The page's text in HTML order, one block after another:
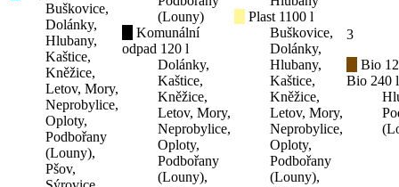
Buškovice,
Dolánky,
Hlubany,
Kaštice,
Kněžice,
Letov, Mory,
Neprobylice,
Oploty,
Podbořany
(Louny),
Pšov,
(Louny)
Komunální
odpad 120 l
Dolánky,
Kaštice,
Kněžice,
Letov, Mory,
Neprobylice,
Oploty,
Podbořany
(Louny),
Plast 1100 l
Buškovice,
Dolánky,
Hlubany,
Kaštice,
Kněžice,
Letov, Mory,
Neprobylice,
Oploty,
Podbořany
(Louny),
3
Bio
Bio 240 l